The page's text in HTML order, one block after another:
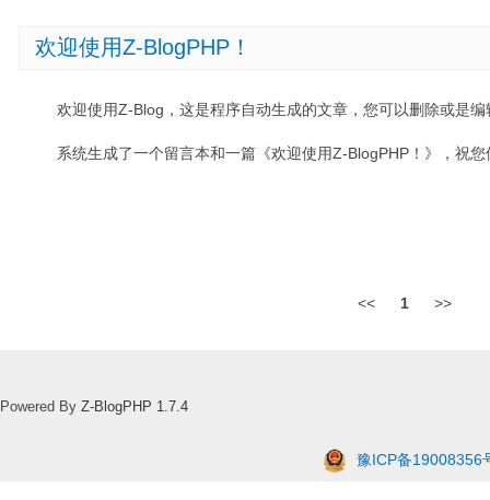
欢迎使用Z-BlogPHP！
欢迎使用Z-Blog，这是程序自动生成的文章，您可以删除或是编
系统生成了一个留言本和一篇《欢迎使用Z-BlogPHP！》，祝
<< 1 >>
Powered By Z-BlogPHP 1.7.4
豫ICP备19008356